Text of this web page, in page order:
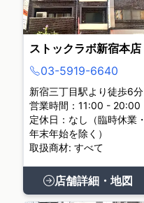
ストックラボ新宿本店
03-5919-6640
新宿三丁目駅より徒歩6分
営業時間：11:00 - 20:00
定休日：なし（臨時休業・
年末年始を除く）
取扱商材: すべて
店舗詳細・地図